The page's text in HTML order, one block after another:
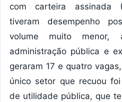
com carteira assinada
tiveram desempenho
volume muito menor,
administração pública e
geraram 17 e quatro
único setor que recuou
de utilidade pública, que